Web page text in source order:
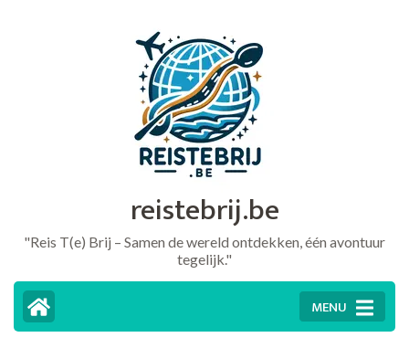
reistebrij.be
"Reis T(e) Brij – Samen de wereld ontdekken, één avontuur
tegelijk."
MENU